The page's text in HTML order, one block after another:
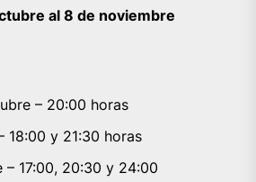
al 8 de noviembre
– 20:00 horas
18:00 y 21:30 horas
– 17:00, 20:30 y 24:00